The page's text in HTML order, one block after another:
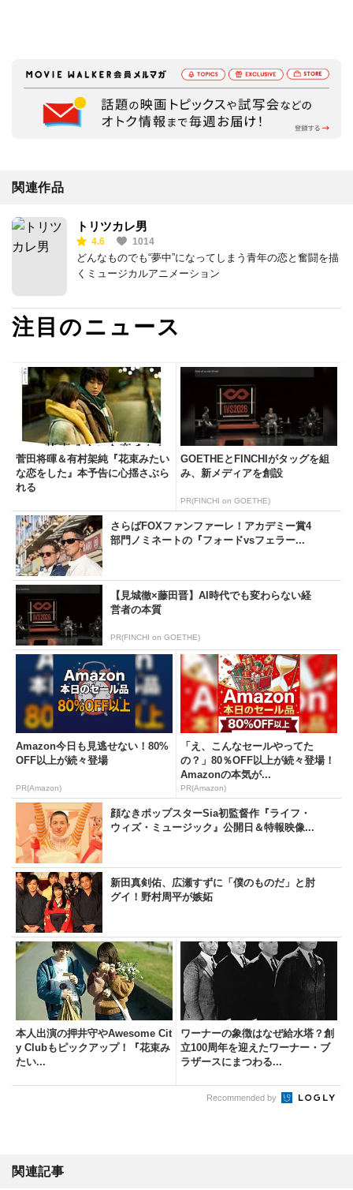
関連作品
トリツカレ男
4.6 1014
どんなものでも“夢中”になってしまう青年の恋と奮闘を描
くミュージカルアニメーション
注目のニュース
菅田将暉＆有村架純『花束みたい
な恋をした』本予告に心揺さぶら
れる
GOETHEとFINCHIがタッグを組
み、新メディアを創設
PR(FINCHI on GOETHE)
さらばFOXファンファーレ！アカデミー賞4
部門ノミネートの『フォードvsフェラー...
【見城徹×藤田晋】AI時代でも変わらない経
営者の本質
PR(FINCHI on GOETHE)
Amazon今日も見逃せない！80%
OFF以上が続々登場
PR(Amazon)
「え、こんなセールやってた
の？」80％OFF以上が続々登場！
Amazonの本気が...
PR(Amazon)
顔なきポップスターSia初監督作『ライフ・
ウィズ・ミュージック』公開日＆特報映像...
新田真剣佑、広瀬すずに「僕のものだ」と肘
グイ！野村周平が嫉妬
本人出演の押井守やAwesome Cit
y Clubもピックアップ！『花束み
たい...
ワーナーの象徴はなぜ給水塔？創
立100周年を迎えたワーナー・ブ
ラザースにまつわる...
Recommended by
関連記事